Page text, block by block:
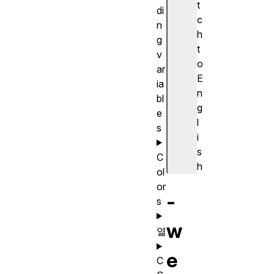
t
c
h
t
o
E
n
g
l
i
s
h
-
w
e
di
n
g
v
ar
ia
bl
e
s
C
ol
or
s
열
C